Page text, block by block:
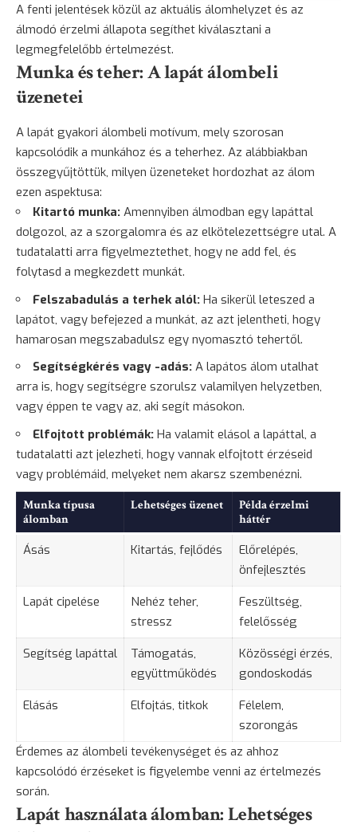
A fenti jelentések közül az aktuális álomhelyzet és az
álmodó érzelmi állapota segíthet kiválasztani a
legmegfelelőbb értelmezést.
Munka és teher: A lapát álombeli
üzenetei
A lapát gyakori álombeli motívum, mely szorosan
kapcsolódik a munkához és a teherhez. Az alábbiakban
összegyűjtöttük, milyen üzeneteket hordozhat az álom
ezen aspektusa:
Kitartó munka: Amennyiben álmodban egy lapáttal
dolgozol, az a szorgalomra és az elkötelezettségre utal. A
tudatalatti arra figyelmeztethet, hogy ne add fel, és
folytasd a megkezdett munkát.
Felszabadulás a terhek alól: Ha sikerül leteszed a
lapátot, vagy befejezed a munkát, az azt jelentheti, hogy
hamarosan megszabadulsz egy nyomasztó tehertől.
Segítségkérés vagy -adás: A lapátos álom utalhat
arra is, hogy segítségre szorulsz valamilyen helyzetben,
vagy éppen te vagy az, aki segít másokon.
Elfojtott problémák: Ha valamit elásol a lapáttal, a
tudatalatti azt jelezheti, hogy vannak elfojtott érzéseid
vagy problémáid, melyeket nem akarsz szembenézni.
Munka típusa
álomban
Lehetséges üzenet
Példa érzelmi
háttér
Ásás Kitartás, fejlődés
Előrelépés,
önfejlesztés
Lapát cipelése
Nehéz teher,
stressz
Feszültség,
felelősség
Segítség lapáttal
Támogatás,
együttműködés
Közösségi érzés,
gondoskodás
Elásás
Elfojtás, titkok Félelem,
szorongás
Érdemes az álombeli tevékenységet és az ahhoz
kapcsolódó érzéseket is figyelembe venni az értelmezés
során.
Lapát használata álomban: Lehetséges